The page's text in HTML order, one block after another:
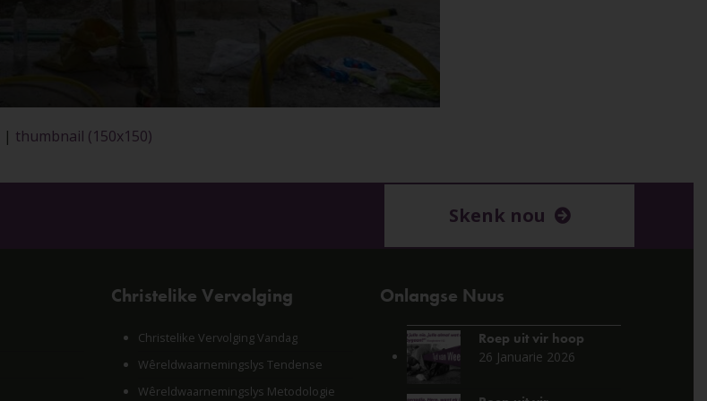
| thumbnail (150x150)
Skenk nou
Christelike Vervolging
Christelike Vervolging Vandag
Wêreldwaarnemingslys Tendense
Wêreldwaarnemingslys Metodologie
Onlangse Nuus
Roep uit vir hoop
26 Januarie 2026